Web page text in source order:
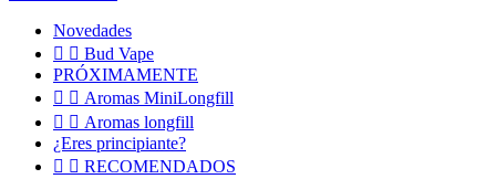
Novedades
  Bud Vape
PRÓXIMAMENTE
  Aromas MiniLongfill
  Aromas longfill
¿Eres principiante?
  RECOMENDADOS